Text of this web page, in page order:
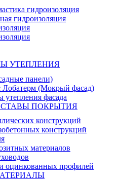
гидроизоляция
гидроизоляция
УТЕПЛЕНИЯ
панели)
(Мокрый фасад)
утепления фасада
ПОКРЫТИЯ
конструкций
конструкций
материалов
оцинкованных профилей